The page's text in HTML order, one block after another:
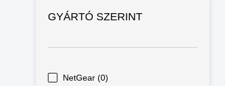
GYÁRTÓ SZERINT
NetGear (0)